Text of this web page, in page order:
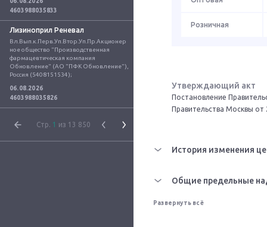
4603988035833
Лизиноприл Реневал
Вл.Вып.к.Перв.Уп.Втор.Уп.Пр.Акционер
ное общество "Производственная
фармацевтическая компания
Обновление" (АО "ПФК Обновление"),
Россия (5408151534);
06.08.2026
4603988035826
Стр. 1 из 13 850
Розничная
Утверждающий акт
Постановление
Правительства Москвы
История изменения
Общие предельные
Развернуть всё